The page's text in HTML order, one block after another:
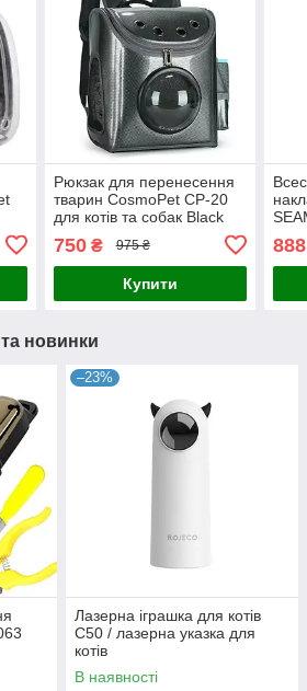
Рюкзак для перенесення
тварин CosmoPet CP-20
для котів та собак Black
750₴ 975 ₴
Купити
888
та новинки
–23%
Лазерна іграшка для котів
C50 / лазерна указка для
котів
В наявності